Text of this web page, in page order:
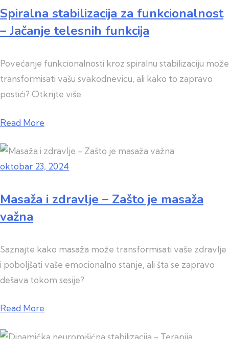
Spiralna stabilizacija za funkcionalnost
– Jačanje telesnih funkcija
Povećanje funkcionalnosti kroz spiralnu stabilizaciju može
transformisati vašu svakodnevicu, ali kako to zapravo
postići? Otkrijte više.
Read More
oktobar 23, 2024
Masaža i zdravlje – Zašto je masaža
važna
Saznajte kako masaža može transformisati vaše zdravlje
i poboljšati vaše emocionalno stanje, ali šta se zapravo
dešava tokom sesije?
Read More